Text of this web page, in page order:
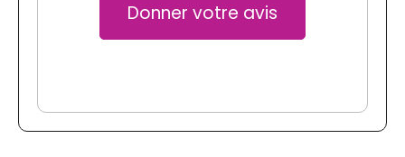
Donner votre avis